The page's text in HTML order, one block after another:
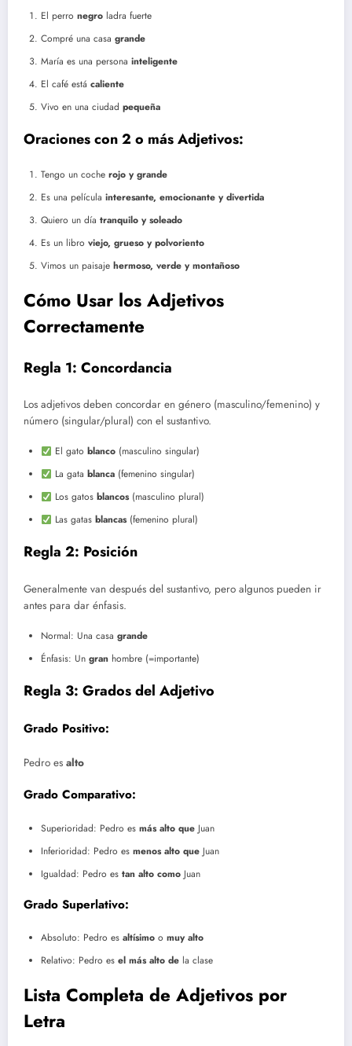
El perro negro ladra fuerte
Compré una casa grande
María es una persona inteligente
El café está caliente
Vivo en una ciudad pequeña
Oraciones con 2 o más Adjetivos:
Tengo un coche rojo y grande
Es una película interesante, emocionante y divertida
Quiero un día tranquilo y soleado
Es un libro viejo, grueso y polvoriento
Vimos un paisaje hermoso, verde y montañoso
Cómo Usar los Adjetivos
Correctamente
Regla 1: Concordancia
Los adjetivos deben concordar en género (masculino/femenino) y
número (singular/plural) con el sustantivo.
El gato blanco(masculino singular)
La gata blanca(femenino singular)
Los gatos blancos(masculino plural)
Las gatas blancas(femenino plural)
Regla 2: Posición
Generalmente van después del sustantivo, pero algunos pueden ir
antes para dar énfasis.
Normal: Una casa grande
Énfasis: Un gran hombre (=importante)
Regla 3: Grados del Adjetivo
Grado Positivo:
Pedro es alto
Grado Comparativo:
Superioridad: Pedro es más alto que Juan
Inferioridad: Pedro es menos alto que Juan
Igualdad: Pedro es tan alto como Juan
Grado Superlativo:
Absoluto: Pedro es altísimo o muy alto
Relativo: Pedro es el más alto de la clase
Lista Completa de Adjetivos por
Letra